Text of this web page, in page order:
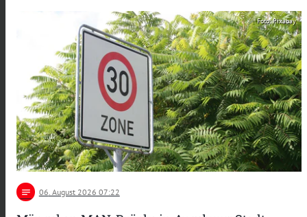
Foto: Pixabay
notes 06 . August 2026 07:22